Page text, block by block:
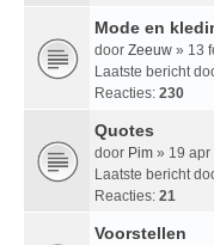
Mode en
door Zeeuw » 13
Laatste bericht
Reacties: 230
Quotes
door Pim » 19 apr
Laatste bericht
Reacties: 21
Voorstellen